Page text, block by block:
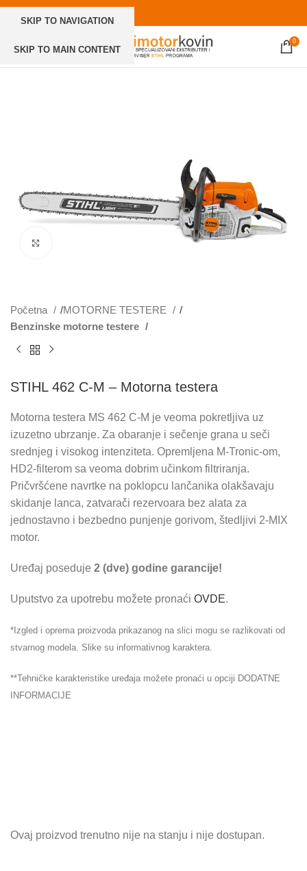
SKIP TO NAVIGATION
SKIP TO MAIN CONTENT
0
Početna
MOTORNE TESTERE
Benzinske motorne testere
STIHL 462 C-M – Motorna testera
Motorna testera MS 462 C-M je veoma pokretljiva uz
izuzetno ubrzanje. Za obaranje i sečenje grana u seči
srednjeg i visokog intenziteta. Opremljena M-Tronic-om,
HD2-filterom sa veoma dobrim učinkom filtriranja.
Pričvršćene navrtke na poklopcu lančanika olakšavaju
skidanje lanca, zatvarači rezervoara bez alata za
jednostavno i bezbedno punjenje gorivom, štedljivi 2-MIX
motor.
Uređaj poseduje 2 (dve) godine garancije!
Uputstvo za upotrebu možete pronaći OVDE.
*Izgled i oprema proizvoda prikazanog na slici mogu se razlikovati od
stvarnog modela. Slike su informativnog karaktera.
**Tehničke karakteristike uređaja možete pronaći u opciji DODATNE
INFORMACIJE
Ovaj proizvod trenutno nije na stanju i nije dostupan.